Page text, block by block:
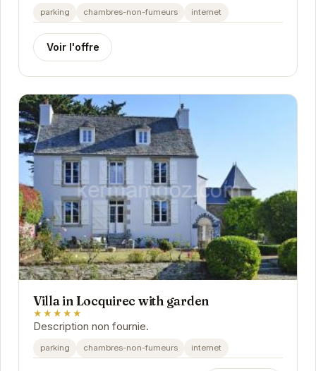
charmes de la Bretagne. Avec un accès facile...
parking chambres-non-fumeurs internet
Voir l'offre
Villa in Locquirec with garden
★★★★★
Description non fournie.
parking chambres-non-fumeurs internet